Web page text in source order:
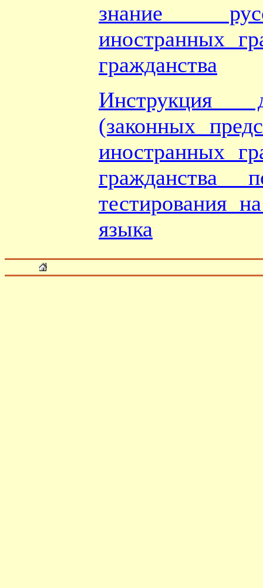
знание
иностранных
гражданства
Инструкция
(законных
иностранных
гражданства
тестирования
языка